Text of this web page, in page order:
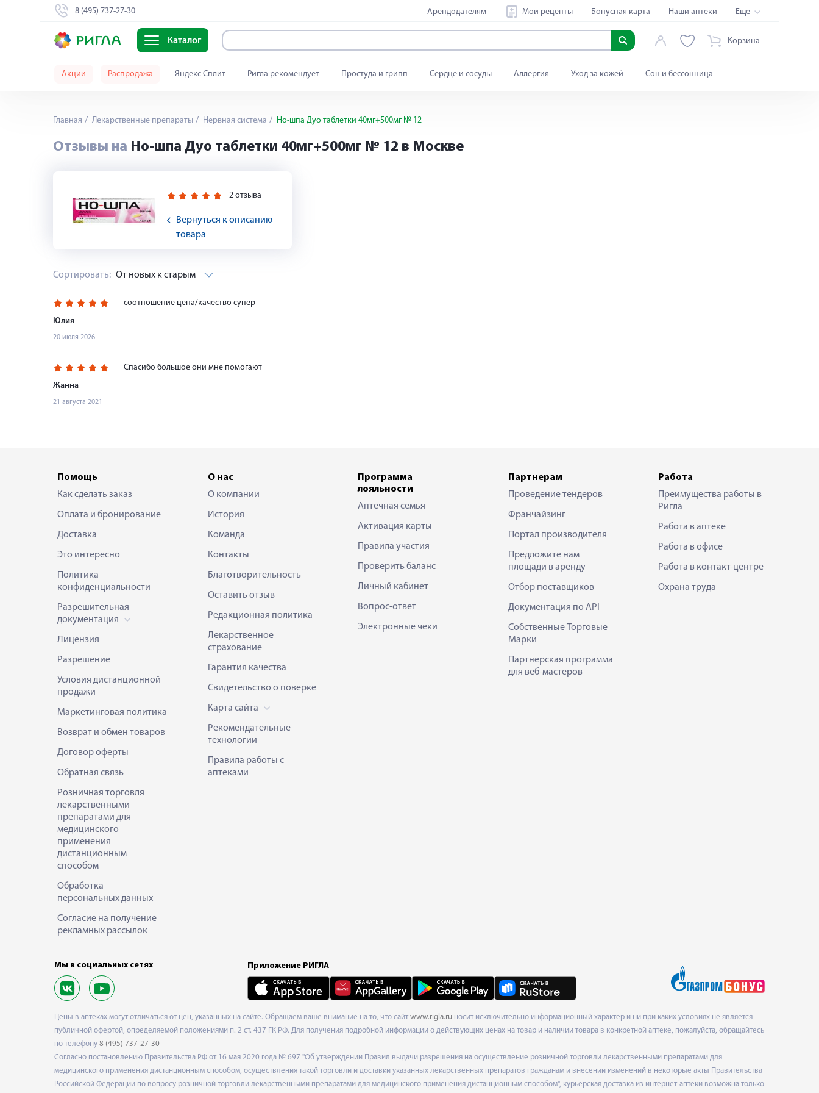
8 (495) 737-27-30 Арендодателям Мои рецепты Бонусная карта Наши аптеки Еще
Каталог Корзина
Акции Распродажа Яндекс Сплит Ригла рекомендует Простуда и грипп Сердце и сосуды Аллергия Уход за кожей Сон и бессонница
Главная Лекарственные препараты Нервная система Но-шпа Дуо таблетки 40мг+500мг № 12
Отзывы на Но-шпа Дуо таблетки 40мг+500мг № 12 в Москве
2 отзыва
Вернуться к описанию
товара
Сортировать: От новых к старым
Юлия
20 июля 2026
соотношение цена/качество супер
Жанна
21 августа 2021
Спасибо большое они мне помогают
Помощь
Как сделать заказ
Оплата и бронирование
Доставка
Это интересно
Политика
конфиденциальности
Разрешительная
документация
Лицензия
Разрешение
Условия дистанционной
продажи
Маркетинговая политика
Возврат и обмен товаров
Договор оферты
Обратная связь
Розничная торговля
лекарственными
препаратами для
медицинского
применения
дистанционным
способом
Обработка
персональных данных
Согласие на получение
рекламных рассылок
О нас
О компании
История
Команда
Контакты
Благотворительность
Оставить отзыв
Редакционная политика
Лекарственное
страхование
Гарантия качества
Свидетельство о поверке
Карта сайта
Рекомендательные
технологии
Правила работы с
аптеками
Программа
лояльности
Аптечная семья
Активация карты
Правила участия
Проверить баланс
Личный кабинет
Вопрос-ответ
Электронные чеки
Партнерам
Проведение тендеров
Франчайзинг
Портал производителя
Предложите нам
площади в аренду
Отбор поставщиков
Документация по API
Собственные Торговые
Марки
Партнерская программа
для веб-мастеров
Работа
Преимущества работы в
Ригла
Работа в аптеке
Работа в офисе
Работа в контакт-центре
Охрана труда
Мы в социальных сетях Приложение РИГЛА
Цены в аптеках могут отличаться от цен, указанных на сайте. Обращаем ваше внимание на то, что сайт www.rigla.ru носит исключительно информационный характер и ни при каких условиях не является
публичной офертой, определяемой положениями п. 2 ст. 437 ГК РФ. Для получения подробной информации о действующих ценах на товар и наличии товара в конкретной аптеке, пожалуйста, обращайтесь
по телефону 8 (495) 737-27-30
Согласно постановлению Правительства РФ от 16 мая 2020 года № 697 "Об утверждении Правил выдачи разрешения на осуществление розничной торговли лекарственными препаратами для
медицинского применения дистанционным способом, осуществления такой торговли и доставки указанных лекарственных препаратов гражданам и внесении изменений в некоторые акты Правительства
Российской Федерации по вопросу розничной торговли лекарственными препаратами для медицинского применения дистанционным способом", курьерская доставка из интернет-аптеки возможна только